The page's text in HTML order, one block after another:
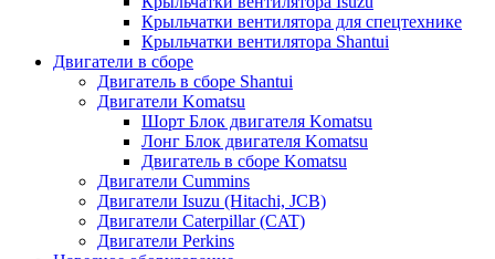
Крыльчатки вентилятора для спецтехнике
Крыльчатки вентилятора Shantui
Двигатели в сборе
Двигатель в сборе Shantui
Двигатели Komatsu
Шорт Блок двигателя Komatsu
Лонг Блок двигателя Komatsu
Двигатель в сборе Komatsu
Двигатели Cummins
Двигатели Isuzu (Hitachi, JCB)
Двигатели Caterpillar (CAT)
Двигатели Perkins